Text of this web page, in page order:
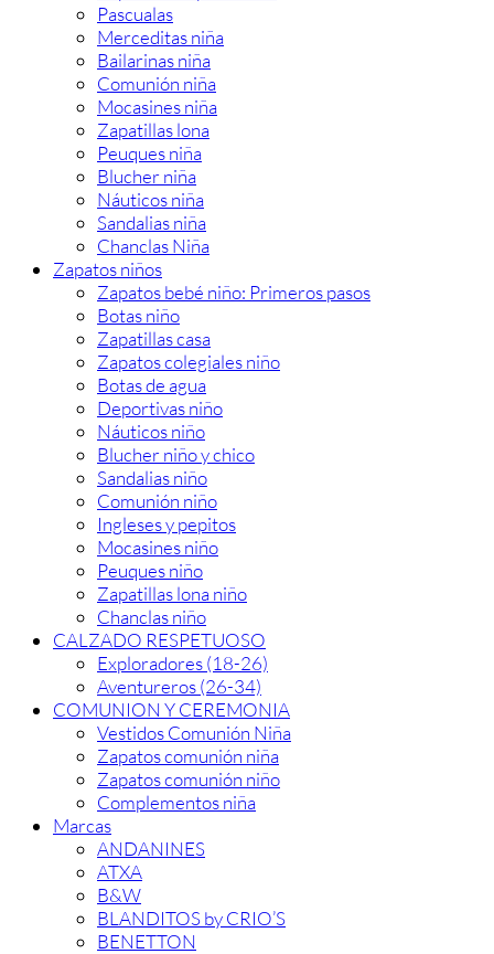
Pascualas
Merceditas niña
Bailarinas niña
Comunión niña
Mocasines niña
Zapatillas lona
Peuques niña
Blucher niña
Náuticos niña
Sandalias niña
Chanclas Niña
Zapatos niños
Zapatos bebé niño: Primeros pasos
Botas niño
Zapatillas casa
Zapatos colegiales niño
Botas de agua
Deportivas niño
Náuticos niño
Blucher niño y chico
Sandalias niño
Comunión niño
Ingleses y pepitos
Mocasines niño
Peuques niño
Zapatillas lona niño
Chanclas niño
CALZADO RESPETUOSO
Exploradores (18-26)
Aventureros (26-34)
COMUNION Y CEREMONIA
Vestidos Comunión Niña
Zapatos comunión niña
Zapatos comunión niño
Complementos niña
Marcas
ANDANINES
ATXA
B&W
BLANDITOS by CRIO’S
BENETTON